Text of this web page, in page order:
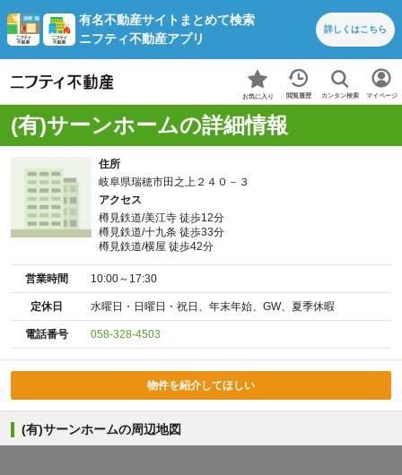
有名不動産サイトまとめて検索
ニフティ不動産アプリ
詳しくはこちら
お気に入り 閲覧履歴 カンタン検索 マイページ
(有)サーンホームの詳細情報
住所
岐阜県瑞穂市田之上２４０－３
アクセス
樽見鉄道/美江寺 徒歩12分
樽見鉄道/十九条 徒歩33分
樽見鉄道/横屋 徒歩42分
営業時間 10:00～17:30
定休日 水曜日・日曜日・祝日、年末年始、GW、夏季休暇
電話番号 058-328-4503
物件を紹介してほしい
(有)サーンホームの周辺地図